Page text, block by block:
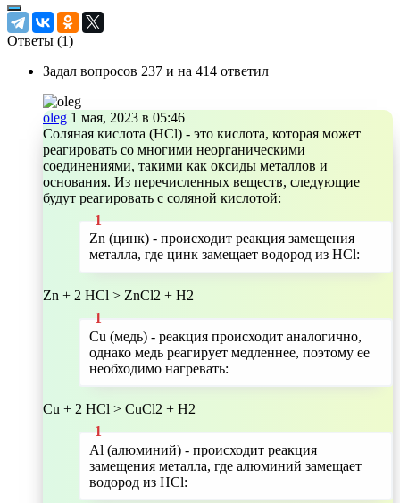
Ответы (1)
Задал вопросов 237 и на 414 ответил
oleg 1 мая, 2023 в 05:46
Соляная кислота (HCl) - это кислота, которая может
реагировать со многими неорганическими
соединениями, такими как оксиды металлов и
основания. Из перечисленных веществ, следующие
будут реагировать с соляной кислотой:
Zn (цинк) - происходит реакция замещения
металла, где цинк замещает водород из HCl:
Zn + 2 HCl > ZnCl2 + H2
Cu (медь) - реакция происходит аналогично,
однако медь реагирует медленнее, поэтому ее
необходимо нагревать:
Cu + 2 HCl > CuCl2 + H2
Al (алюминий) - происходит реакция
замещения металла, где алюминий замещает
водород из HCl: